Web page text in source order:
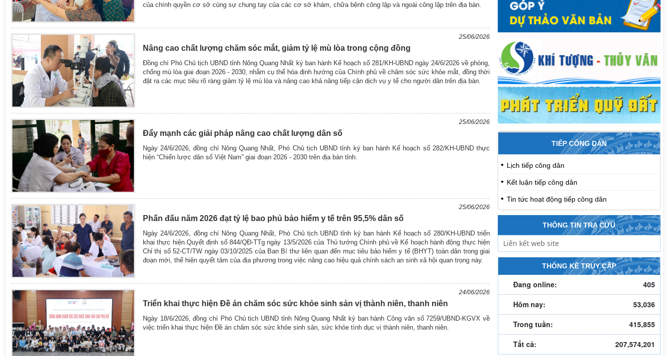
của chính quyền cơ sở cùng sự chung tay của các cơ sở khám, chữa bệnh công lập và ngoài công lập trên địa bàn.
25/06/2026
Nâng cao chất lượng chăm sóc mắt, giảm tỷ lệ mù lòa trong cộng đồng
Đồng chí Phó Chủ tịch UBND tỉnh Nông Quang Nhất ký ban hành Kế hoạch số 281/KH-UBND ngày 24/6/2026 về phòng,
chống mù lòa giai đoạn 2026 - 2030, nhằm cụ thể hóa định hướng của Chính phủ về chăm sóc sức khỏe mắt, đồng thời
đặt ra các mục tiêu rõ ràng giảm tỷ lệ mù lòa và nâng cao khả năng tiếp cận dịch vụ y tế cho người dân trên địa bàn.
25/06/2026
Đẩy mạnh các giải pháp nâng cao chất lượng dân số
Ngày 24/6/2026, đồng chí Nông Quang Nhất, Phó Chủ tịch UBND tỉnh ký ban hành Kế hoạch số 282/KH-UBND thực
hiện “Chiến lược dân số Việt Nam” giai đoạn 2026 - 2030 trên địa bàn tỉnh.
25/06/2026
Phấn đấu năm 2026 đạt tỷ lệ bao phủ bảo hiểm y tế trên 95,5% dân số
Ngày 24/6/2026, đồng chí Nông Quang Nhất, Phó Chủ tịch UBND tỉnh ký ban hành Kế hoạch số 280/KH-UBND triển
khai thực hiện Quyết định số 844/QĐ-TTg ngày 13/5/2026 của Thủ tướng Chính phủ về Kế hoạch hành động thực hiện
Chỉ thị số 52-CT/TW ngày 03/10/2025 của Ban Bí thư liên quan đến mục tiêu bảo hiểm y tế (BHYT) toàn dân trong giai
đoạn mới, thể hiện quyết tâm của địa phương trong việc nâng cao hiệu quả chính sách an sinh xã hội quan trọng này.
24/06/2026
Triển khai thực hiện Đề án chăm sóc sức khỏe sinh sản vị thành niên, thanh niên
Ngày 18/6/2026, đồng chí Phó Chủ tịch UBND tỉnh Nông Quang Nhất ký ban hành Công văn số 7259/UBND-KGVX về
việc triển khai thực hiện Đề án chăm sóc sức khỏe sinh sản, sức khỏe tình dục vị thành niên, thanh niên.
TIẾP CÔNG DÂN
Lịch tiếp công dân
Kết luận tiếp công dân
Tin tức hoạt động tiếp công dân
THÔNG TIN TRA CỨU
THỐNG KÊ TRUY CẬP
Đang online:
405
Hôm nay:
53,036
Trong tuần:
415,855
Tất cả:
207,574,201